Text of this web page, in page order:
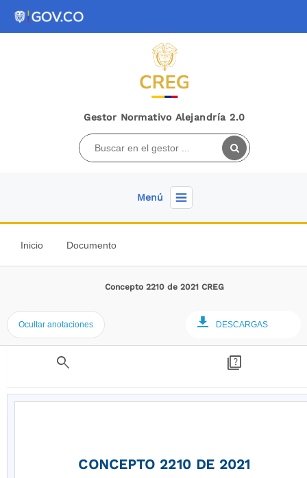
Gestor Normativo Alejandría 2.0
Menú
Inicio Documento
Concepto 2210 de 2021 CREG
Ocultar anotaciones DESCARGAS
search quiz
CONCEPTO 2210 DE 2021